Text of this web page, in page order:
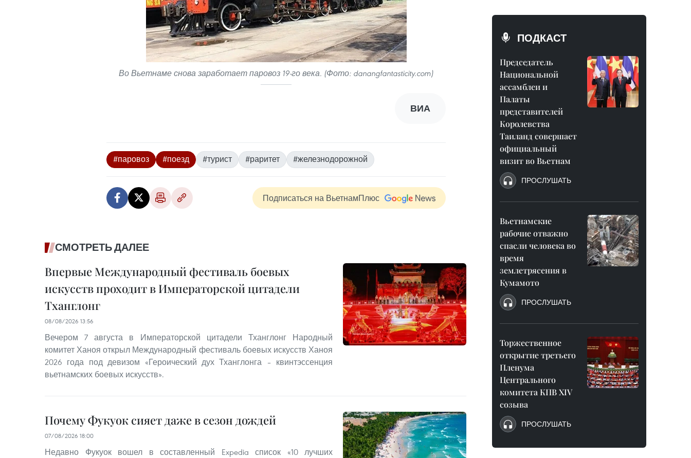
Во Вьетнаме снова заработает паровоз 19-го века. (Фото: danangfantasticity.com)
ВИА
#паровоз #поезд #турист #раритет #железнодорожной
Подписаться на ВьетнамПлюс
СМОТРЕТЬ ДАЛЕЕ
Впервые Международный фестиваль боевых
искусств проходит в Императорской цитадели
Тханглонг
08/08/2026 13:56
Вечером 7 августа в Императорской цитадели Тханглонг Народный
комитет Ханоя открыл Международный фестиваль боевых искусств Ханоя
2026 года под девизом «Героический дух Тханглонга – квинтэссенция
вьетнамских боевых искусств».
Почему Фукуок сияет даже в сезон дождей
07/08/2026 18:00
Недавно Фукуок вошел в составленный Expedia список «10 лучших
ПОДКАСТ
Председатель
Национальной
ассамблеи и
Палаты
представителей
Королевства
Таиланд совершает
официальный
визит во Вьетнам
ПРОСЛУШАТЬ
Вьетнамские
рабочие отважно
спасли человека во
время
землетрясения в
Кумамото
ПРОСЛУШАТЬ
Торжественное
открытие третьего
Пленума
Центрального
комитета КПВ XIV
созыва
ПРОСЛУШАТЬ